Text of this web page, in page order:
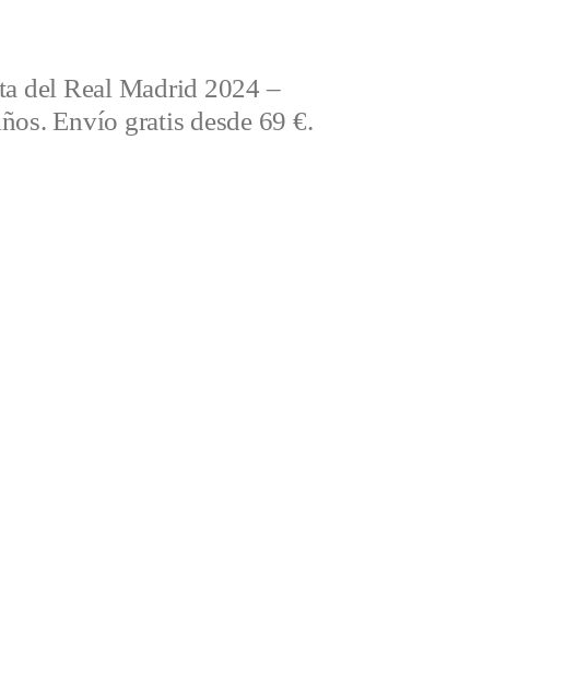
del Real Madrid 2024 –
Envío gratis desde 69 €.